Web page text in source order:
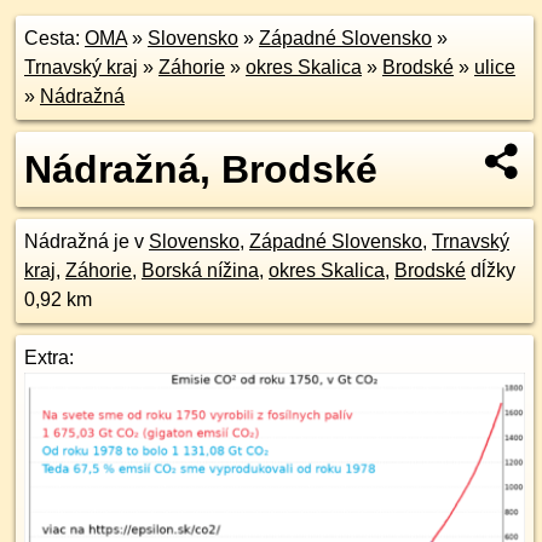
Cesta: OMA» Slovensko » Západné Slovensko »
Trnavský kraj » Záhorie » okres Skalica » Brodské » ulice
» Nádražná
Nádražná, Brodské
Nádražná je v Slovensko, Západné Slovensko, Trnavský
kraj, Záhorie, Borská nížina, okres Skalica, Brodské dĺžky
0,92 km
Extra: